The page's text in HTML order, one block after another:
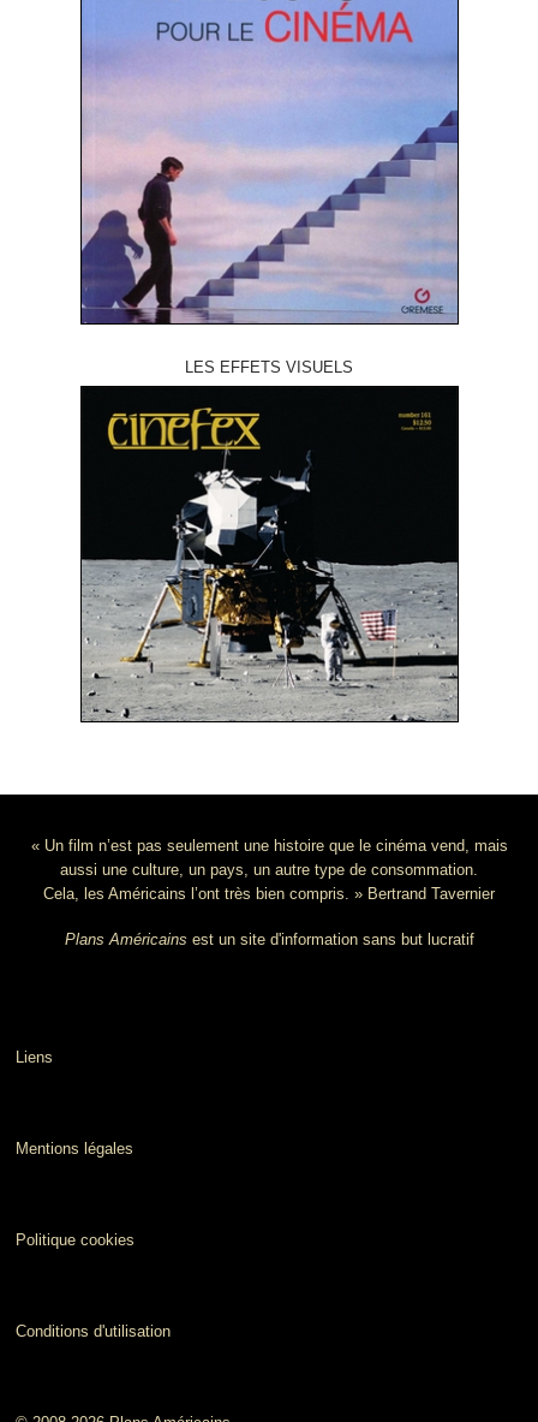
LES EFFETS VISUELS
« Un film n’est pas seulement une histoire que le cinéma vend, mais
aussi une culture, un pays, un autre type de consommation.
Cela, les Américains l’ont très bien compris. » Bertrand Tavernier
Plans Américains est un site d'information sans but lucratif
Liens
Mentions légales
Politique cookies
Conditions d'utilisation